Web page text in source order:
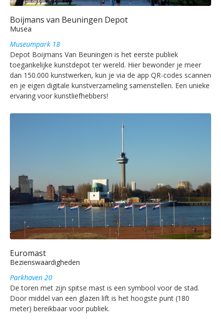
Boijmans van Beuningen Depot
Musea
Museumpark 18
Depot Boijmans Van Beuningen is het eerste publiek
toegankelijke kunstdepot ter wereld. Hier bewonder je meer
dan 150.000 kunstwerken, kun je via de app QR-codes scannen
en je eigen digitale kunstverzameling samenstellen. Een unieke
ervaring voor kunstliefhebbers!
Euromast
Bezienswaardigheden
Parkhaven 20
De toren met zijn spitse mast is een symbool voor de stad.
Door middel van een glazen lift is het hoogste punt (180
meter) bereikbaar voor publiek.